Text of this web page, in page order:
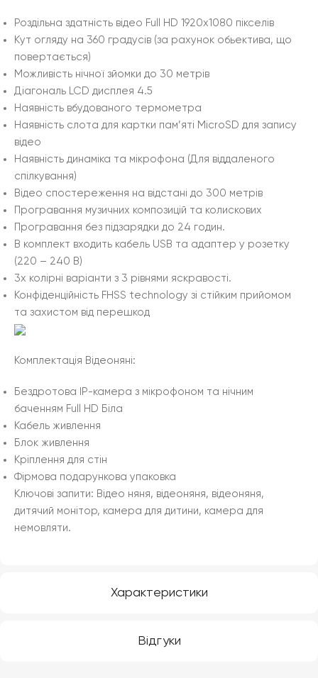
Характеристики
Відгуки
Роздільна здатність відео Full HD 1920х1080 пікселів
Кут огляду на 360 градусів (за рахунок обьектива, що
повертається)
Можливість нічної зйомки до 30 метрів
Діагональ LCD дисплея 4.5
Наявність вбудованого термометра
Наявність слота для картки пам’яті MicroSD для запису
відео
Наявність динаміка та мікрофона (Для віддаленого
спілкування)
Відео спостереження на відстані до 300 метрів
Програвання музичних композицій та колискових
Програвання без підзарядки до 24 годин.
В комплект входить кабель USB та адаптер у розетку
(220 – 240 В)
3х колірні варіанти з 3 рівнями яскравості.
Конфіденційність FHSS technology зі стійким прийомом
та захистом від перешкод
Комплектація Відеоняні:
Бездротова IP-камера з мікрофоном та нічним
баченням Full HD Біла
Кабель живлення
Блок живлення
Кріплення для стін
Фірмова подарункова упаковка
Ключові запити: Відео няня, відеоняня, відеоняня,
дитячий монітор, камера для дитини, камера для
немовляти.